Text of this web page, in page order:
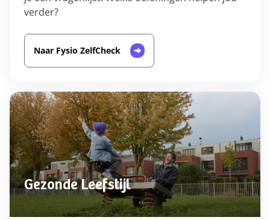
verder?
Naar Fysio ZelfCheck
Gezonde Leefstijl